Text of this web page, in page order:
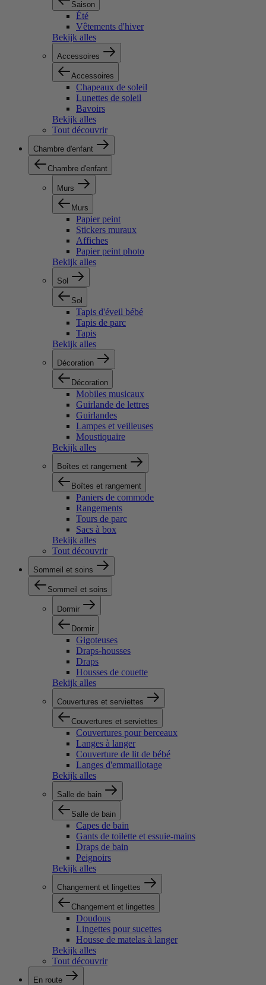
Saison
Été
Vêtements d'hiver
Bekijk alles
Accessoires
Accessoires
Chapeaux de soleil
Lunettes de soleil
Bavoirs
Bekijk alles
Tout découvrir
Chambre d'enfant
Chambre d'enfant
Murs
Murs
Papier peint
Stickers muraux
Affiches
Papier peint photo
Bekijk alles
Sol
Sol
Tapis d'éveil bébé
Tapis de parc
Tapis
Bekijk alles
Décoration
Décoration
Mobiles musicaux
Guirlande de lettres
Guirlandes
Lampes et veilleuses
Moustiquaire
Bekijk alles
Boîtes et rangement
Boîtes et rangement
Paniers de commode
Rangements
Tours de parc
Sacs à box
Bekijk alles
Tout découvrir
Sommeil et soins
Sommeil et soins
Dormir
Dormir
Gigoteuses
Draps-housses
Draps
Housses de couette
Bekijk alles
Couvertures et serviettes
Couvertures et serviettes
Couvertures pour berceaux
Langes à langer
Couverture de lit de bébé
Langes d'emmaillotage
Bekijk alles
Salle de bain
Salle de bain
Capes de bain
Gants de toilette et essuie-mains
Draps de bain
Peignoirs
Bekijk alles
Changement et lingettes
Changement et lingettes
Doudous
Lingettes pour sucettes
Housse de matelas à langer
Bekijk alles
Tout découvrir
En route